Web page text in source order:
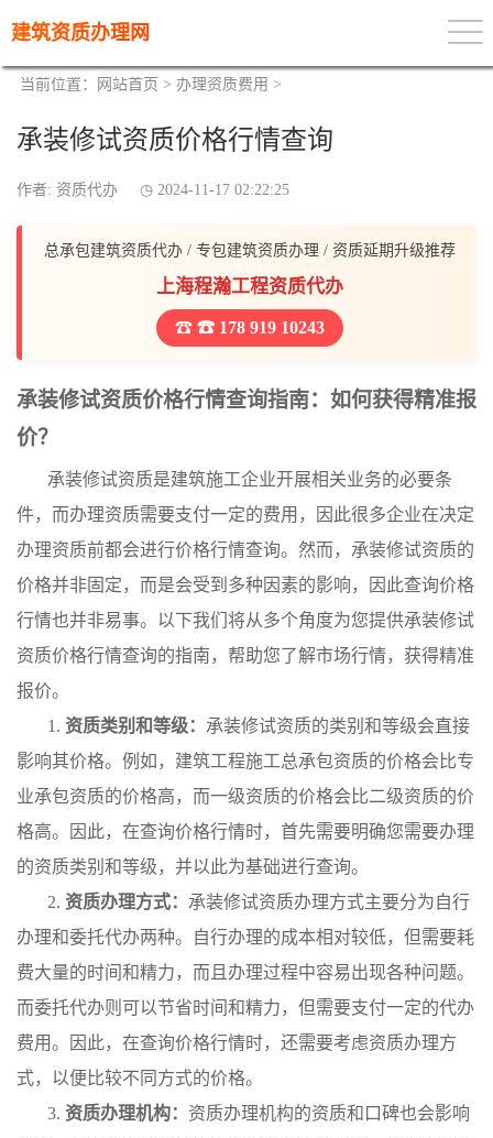
建筑资质办理网
当前位置： 网站首页 > 办理资质费用 >
承装修试资质价格行情查询
作者: 资质代办 2024-11-17 02:22:25
总承包建筑资质代办 / 专包建筑资质办理 / 资质延期升级推荐
上海程瀚工程资质代办
☎ 178 919 10243
承装修试资质价格行情查询指南：如何获得精准报
价？
承装修试资质是建筑施工企业开展相关业务的必要条
件，而办理资质需要支付一定的费用，因此很多企业在决定
办理资质前都会进行价格行情查询。然而，承装修试资质的
价格并非固定，而是会受到多种因素的影响，因此查询价格
行情也并非易事。以下我们将从多个角度为您提供承装修试
资质价格行情查询的指南，帮助您了解市场行情，获得精准
报价。
1. 资质类别和等级： 承装修试资质的类别和等级会直接
影响其价格。例如，建筑工程施工总承包资质的价格会比专
业承包资质的价格高，而一级资质的价格会比二级资质的价
格高。因此，在查询价格行情时，首先需要明确您需要办理
的资质类别和等级，并以此为基础进行查询。
2. 资质办理方式： 承装修试资质办理方式主要分为自行
办理和委托代办两种。自行办理的成本相对较低，但需要耗
费大量的时间和精力，而且办理过程中容易出现各种问题。
而委托代办则可以节省时间和精力，但需要支付一定的代办
费用。因此，在查询价格行情时，还需要考虑资质办理方
式，以便比较不同方式的价格。
3. 资质办理机构： 资质办理机构的资质和口碑也会影响